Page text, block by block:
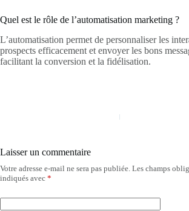
Quel est le rôle de l’automatisation marketing ?
L’automatisation permet de personnaliser les
prospects efficacement et envoyer les bons
facilitant la conversion et la fidélisation.
Laisser un commentaire
Votre adresse e-mail ne sera pas publiée. Les champs
indiqués avec *